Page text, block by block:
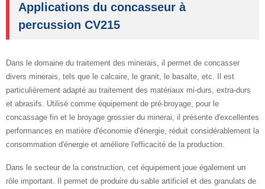
Applications du concasseur à
percussion CV215
Dans le domaine du traitement des minerais, il permet de concasser
divers minerais, tels que le calcaire, le granit, le basalte, etc. Il est
particulièrement adapté au traitement des matériaux mi-durs, extra-durs
et abrasifs. Utilisé comme équipement de pré-broyage, pour le
concassage fin et le broyage grossier du minerai, il présente d'excellentes
performances en matière d'économie d'énergie, réduit considérablement la
consommation d'énergie et améliore l'efficacité de la production.
Dans le secteur de la construction, cet équipement joue également un
rôle important. Il permet de produire du sable artificiel et des granulats de